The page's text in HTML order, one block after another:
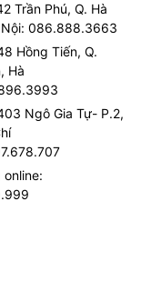
Trần Phú, Q. Hà
086.888.3663
Hồng Tiến, Q.
Hà
Ngô Gia Tự- P.2,
online: